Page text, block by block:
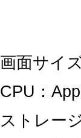
画面サイ
CPU：
ストレー